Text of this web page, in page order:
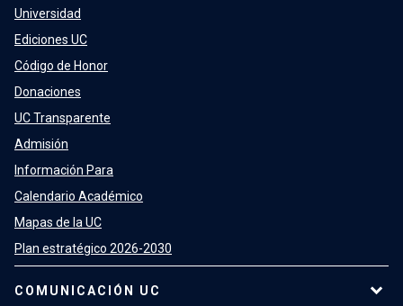
Universidad
Ediciones UC
Código de Honor
Donaciones
UC Transparente
Admisión
Información Para
Calendario Académico
Mapas de la UC
Plan estratégico 2026-2030
COMUNICACIÓN UC